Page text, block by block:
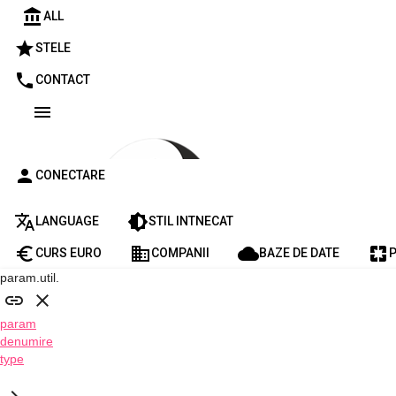
account_balanceALL
starSTELE
phone CONTACT
menu
person CONECTARE
translate LANGUAGE brightness_mediumSTIL INTNECAT
euro_symbol CURS EURO businessCOMPANII cloudBAZE DE DATE pages
param.util.
link close
param
denumire
type